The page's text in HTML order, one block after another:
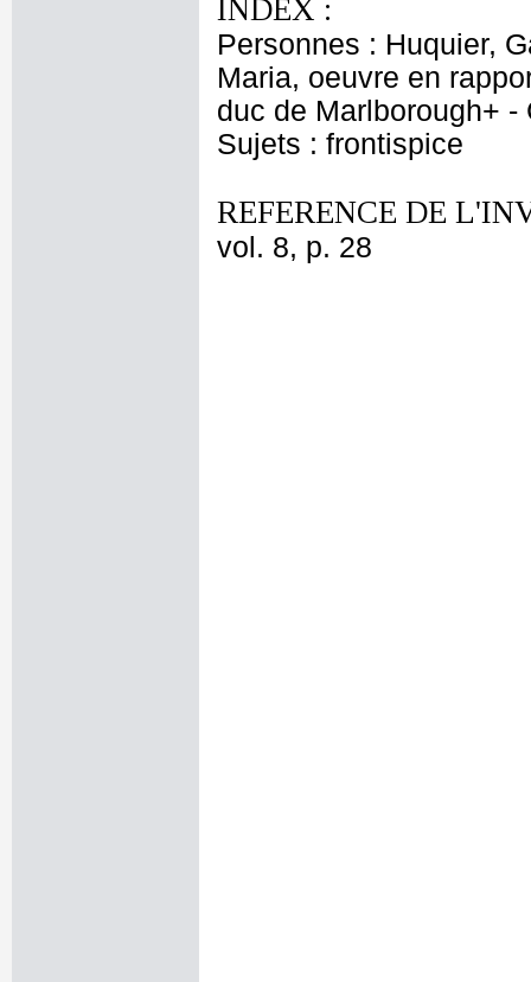
INDEX :
Personnes : Huquier,
Maria, oeuvre en
duc de Marlborough+
Sujets : frontispice
REFERENCE DE
vol. 8, p. 28